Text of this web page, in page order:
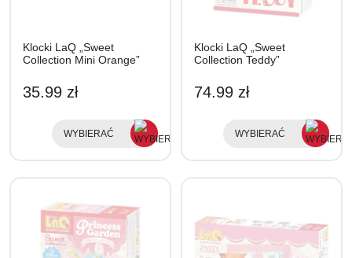
Klocki LaQ „Sweet
Collection Mini Orange”
35.99 zł
WYBIERAĆ
Klocki LaQ „Sweet
Collection Teddy”
74.99 zł
WYBIERAĆ